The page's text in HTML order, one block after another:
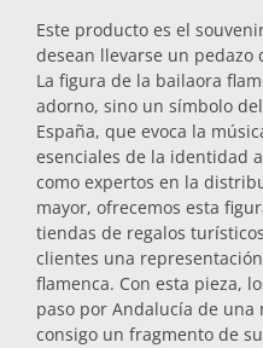
Vasos de
Souvenirs por
Este producto es el
desean llevarse un pedazo
La figura de la bailaora
adorno, sino un símbolo
España, que evoca la
esenciales de la identidad
como expertos en la
mayor, ofrecemos esta
tiendas de regalos
clientes una
flamenca. Con esta pieza,
paso por Andalucía de
consigo un fragmento de